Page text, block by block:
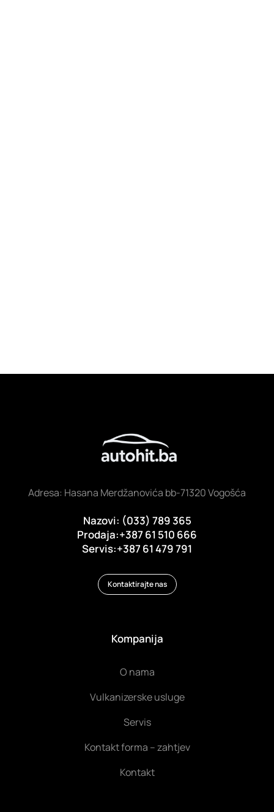
Adresa: Hasana Merdžanovića bb-71320 Vogošća
Nazovi: (033) 789 365
Prodaja:+387 61 510 666
Servis:+387 61 479 791
Kontaktirajte nas
Kompanija
O nama
Vulkanizerske usluge
Servis
Kontakt forma – zahtjev
Kontakt